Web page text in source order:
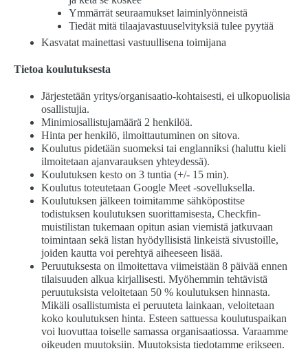
Ymmärrät seuraamukset laiminlyönneistä
Tiedät mitä tilaajavastuuselvityksiä tulee pyytää
Kasvatat mainettasi vastuullisena toimijana
Tietoa koulutuksesta
Järjestetään yritys/organisaatio-kohtaisesti, ei ulkopuolisia
osallistujia.
Minimiosallistujamäärä 2 henkilöä.
Hinta per henkilö, ilmoittautuminen on sitova.
Koulutus pidetään suomeksi tai englanniksi (haluttu kieli
ilmoitetaan ajanvarauksen yhteydessä).
Koulutuksen kesto on 3 tuntia (+/- 15 min).
Koulutus toteutetaan Google Meet -sovelluksella.
Koulutuksen jälkeen toimitamme sähköpostitse
todistuksen koulutuksen suorittamisesta, Checkfin-
muistilistan tukemaan opitun asian viemistä jatkuvaan
toimintaan sekä listan hyödyllisistä linkeistä sivustoille,
joiden kautta voi perehtyä aiheeseen lisää.
Peruutuksesta on ilmoitettava viimeistään 8 päivää ennen
tilaisuuden alkua kirjallisesti. Myöhemmin tehtävistä
peruutuksista veloitetaan 50 % koulutuksen hinnasta.
Mikäli osallistumista ei peruuteta lainkaan, veloitetaan
koko koulutuksen hinta. Esteen sattuessa koulutuspaikan
voi luovuttaa toiselle samassa organisaatiossa. Varaamme
oikeuden muutoksiin. Muutoksista tiedotamme erikseen.